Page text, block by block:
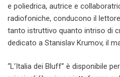
e poliedrica, autrice e
radiofoniche, conducono il
tanto istruttivo quanto intriso di
dedicato a Stanislav Krumov, il
“L’Italia dei Bluff” è disponibile